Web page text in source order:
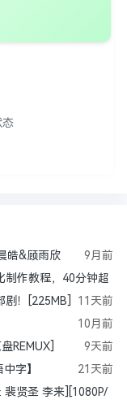
态
皓&顾雨欣
9月前
制作教程，40分钟超
！[225MB]
11天前
10月前
REMUX]
9天前
字】
21天前
裴贤圣 李来][1080P/